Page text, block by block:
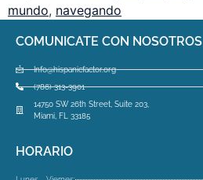
mundo, navegando
COMUNICATE CON NOSOTROS
Info@hispanicfactor.org
(786) 313-3901
14750 SW 26th Street, Suite 203,
Miami, FL 33185
HORARIO